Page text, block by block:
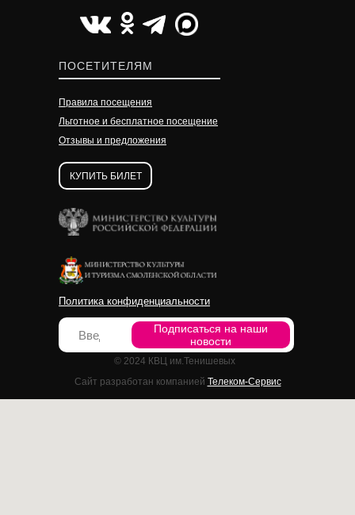
УЗНАТЬ ПОДРОБНЕЕ
ПОСЕТИТЕЛЯМ
Правила посещения
Льготное и бесплатное посещение
Отзывы и предложения
© 2024 КВЦ им.Тенишевых
КУПИТЬ БИЛЕТ
Политика конфиденциальности
Подписаться на наши
новости
Сайт разработан компанией Телеком-Сервис